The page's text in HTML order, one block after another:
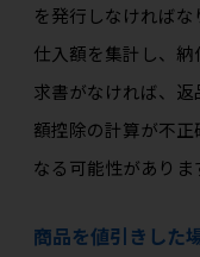
を発行しなければ
仕入額を集計し、
求書がなければ、
額控除の計算が不
なる可能性がありま
商品を値引きした